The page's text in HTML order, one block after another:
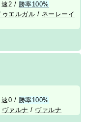
速2 / 勝率100%
ゥエルガル / ネーレーイ
速0 / 勝率100%
ヴァルナ / ヴァルナ